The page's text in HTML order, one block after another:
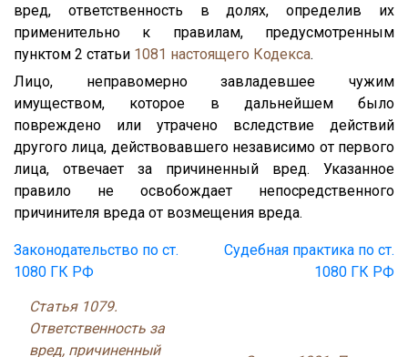
вред, ответственность в долях, определив их
применительно к правилам, предусмотренным
пунктом 2 статьи 1081 настоящего Кодекса.
Лицо, неправомерно завладевшее чужим
имуществом, которое в дальнейшем было
повреждено или утрачено вследствие действий
другого лица, действовавшего независимо от первого
лица, отвечает за причиненный вред. Указанное
правило не освобождает непосредственного
причинителя вреда от возмещения вреда.
Законодательство по ст.
1080 ГК РФ
Судебная практика по ст.
1080 ГК РФ
Статья 1079.
Ответственность за
вред, причиненный